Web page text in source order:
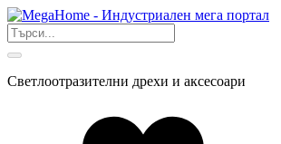
Светлоотразителни дрехи и аксесоари